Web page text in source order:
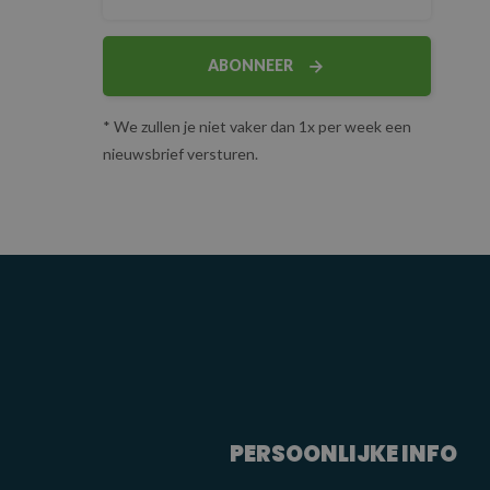
ABONNEER
* We zullen je niet vaker dan 1x per week een
nieuwsbrief versturen.
PERSOONLIJKE INFO